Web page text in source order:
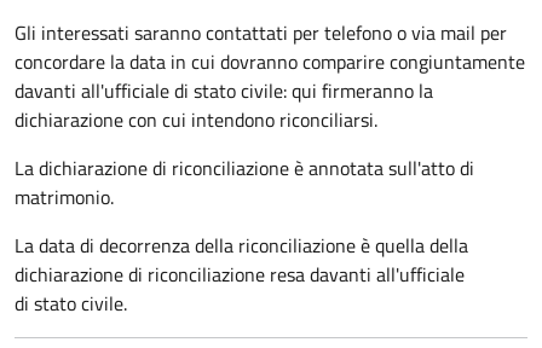
Gli interessati saranno contattati per telefono o via mail per
concordare la data in cui dovranno comparire congiuntamente
davanti all'ufficiale di stato civile: qui firmeranno la
dichiarazione con cui intendono riconciliarsi.
La dichiarazione di riconciliazione è annotata sull'atto di
matrimonio.
La data di decorrenza della riconciliazione è quella della
dichiarazione di riconciliazione resa davanti all'ufficiale
di stato civile.